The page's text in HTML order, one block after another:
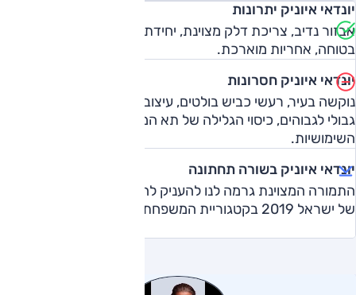
יונדאי איוניק יתרונות
אבזור נדיב, צריכת דלק מצוינת, יחידת כוח יעילה, התנהגות
בטוחה, אחריות מוארכת.
יונדאי איוניק חסרונות
נוקשה בעיר, רעשי כביש בולטים, עיצוב פנים שגרתי, מרווח ראש
גבולי לגבוהים, כיסוי הגלילה של תא המטען מגביל את
השימושיות.
יונדאי איוניק בשורה תחתונה
התמורה המצוינת גרמה לנו להעניק לה את תואר "אוטו השנה
של ישראל 2019 בקטגוריית המשפחתיות" – בפעם השניה.